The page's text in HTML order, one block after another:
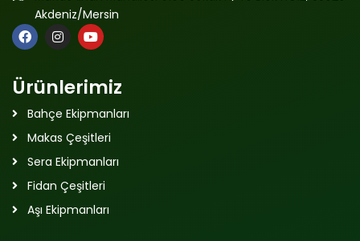
Akdeniz/Mersin
Ürünlerimiz
Bahçe Ekipmanları
Makas Çeşitleri
Sera Ekipmanları
Fidan Çeşitleri
Aşı Ekipmanları